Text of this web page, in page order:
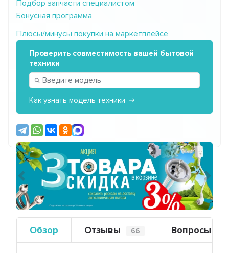
Подбор запчасти специалистом
Бонусная программа
Плюсы/минусы покупки на маркетплейсе
Проверить совместимость вашей бытовой
техники
Как узнать модель техники
Предыдущий
Обзор Отзывы 66 Вопросы